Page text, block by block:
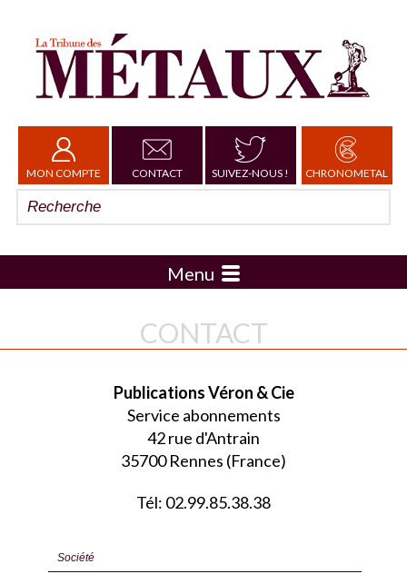
MON COMPTE CONTACT SUIVEZ-NOUS ! CHRONOMETAL
Menu
CONTACT
Publications Véron & Cie
Service abonnements
42 rue d'Antrain
35700 Rennes (France)
Tél: 02.99.85.38.38